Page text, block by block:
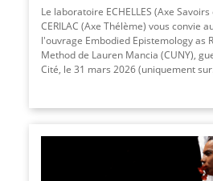
Le laboratoire ECHELLES (Axe
CERILAC (Axe Thélème) vous convie
l'ouvrage Embodied Epistemology as
Method de Lauren Mancia (CUNY),
Cité, le 31 mars 2026 (uniquement sur